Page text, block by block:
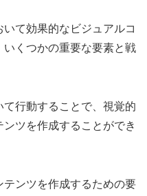
て効果的なビジュアルコ
くつかの重要な要素と戦
行動することで、視覚的
ツを作成することができ
テンツを作成するための要